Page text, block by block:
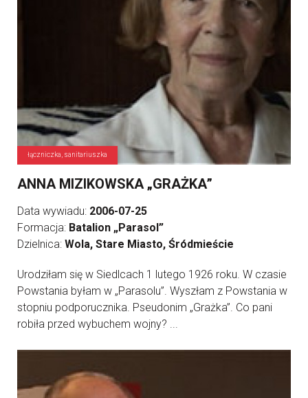
łączniczka, sanitariuszka
ANNA MIZIKOWSKA „GRAŻKA”
Data wywiadu: 2006-07-25
Formacja: Batalion „Parasol”
Dzielnica: Wola, Stare Miasto, Śródmieście
Urodziłam się w Siedlcach 1 lutego 1926 roku. W czasie
Powstania byłam w „Parasolu”. Wyszłam z Powstania w
stopniu podporucznika. Pseudonim „Grażka”. Co pani
robiła przed wybuchem wojny? ...